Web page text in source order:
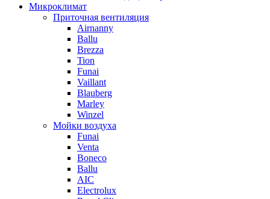
Микроклимат
Приточная вентиляция
Airnanny
Ballu
Brezza
Tion
Funai
Vaillant
Blauberg
Marley
Winzel
Мойки воздуха
Funai
Venta
Boneco
Ballu
AIC
Electrolux